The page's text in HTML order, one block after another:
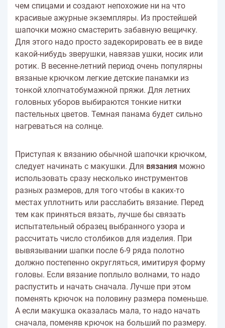
чем спицами и создают непохожие ни на что
красивые ажурные экземпляры. Из простейшей
шапочки можно смастерить забавную вещичку.
Для этого надо просто задекорировать ее в виде
какой-нибудь зверушки, навязав ушки, носик или
ротик. В весенне-летний период очень популярны
вязаные крючком легкие детские панамки из
тонкой хлопчатобумажной пряжи. Для летних
головных уборов выбираются тонкие нитки
пастельных цветов. Темная панама будет сильно
нагреваться на солнце.
Приступая к вязанию обычной шапочки крючком,
следует начинать с макушки. Для вязания можно
использовать сразу несколько инструментов
разных размеров, для того чтобы в каких-то
местах уплотнить или расслабить вязание. Перед
тем как приняться вязать, лучше бы связать
испытательный образец выбранного узора и
рассчитать число столбиков для изделия. При
вывязывании шапки после 6-9 ряда полотно
должно постепенно округляться, имитируя форму
головы. Если вязание поплыло волнами, то надо
распустить и начать сначала. Лучше при этом
поменять крючок на половину размера поменьше.
А если макушка оказалась мала, то надо начать
сначала, поменяв крючок на больший по размеру.